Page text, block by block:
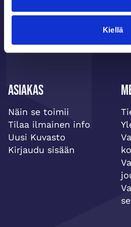
Kiellä
Asiakas
Näin se toimii
Tilaa ilmainen info
Uusi Kuvasto
Kirjaudu sisään